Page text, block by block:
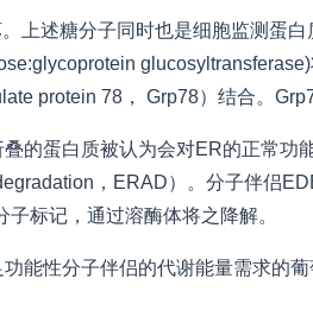
上述糖分子同时也是细胞监测蛋
protein 78， Grp78）结合。
的蛋白质被认为会对ER的正常
，ERAD）。分子伴侣
标记，通过溶酶体将之降解。
能性分子伴侣的代谢能量需求的